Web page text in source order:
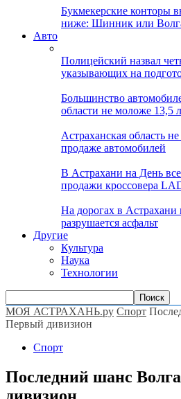
Букмекерские конторы
ниже: Шинник или
Авто
Полицейский назвал
указывающих на
Большинство
области не моложе 13,5
Астраханская область
продаже автомобилей
В Астрахани на День
продажи кроссовера
На дорогах в Астрахани
разрушается асфальт
Другие
Культура
Наука
Технологии
МОЯ АСТРАХАНЬ.ру Спорт
Первый дивизион
Спорт
Последний шанс